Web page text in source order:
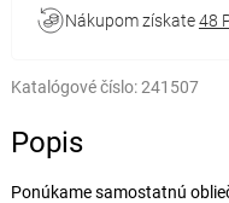
Nákupom získate48
Katalógové číslo:241507
Popis
Ponúkame samostatnú